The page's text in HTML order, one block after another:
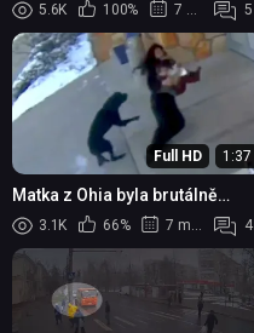
5.6K 100% 7 měsíců 5
Full HD 1:37
Matka z Ohia byla brutálně
napadena volně pobíhajícím
psem před základní školou
3.1K 66% 7 měsíců 4